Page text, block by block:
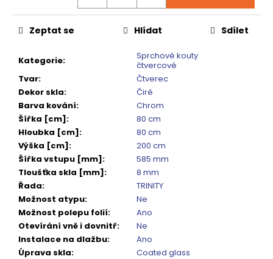
Kategorie:
Sprchové kouty
čtvercové
Tvar:
Čtverec
Dekor skla:
Čiré
Barva kování:
Chrom
Šířka [cm]:
80 cm
Hloubka [cm]:
80 cm
Výška [cm]:
200 cm
Šířka vstupu [mm]:
585 mm
Tloušťka skla [mm]:
8 mm
Řada:
TRINITY
Možnost atypu:
Ne
Možnost polepu folií:
Ano
Otevírání vně i dovnitř:
Ne
Instalace na dlažbu:
Ano
Úprava skla:
Coated glass
Zeptat se Hlídat Sdílet
e
SIGMA
SIMPLY
BLACK
ČTVRTKRUHOVÝ
SPRCHOVÝ
KOUT
900X900,
ČIRÉ
SKLO,
GS5590B
10
920
Kč
Původně:
13
650
Kč